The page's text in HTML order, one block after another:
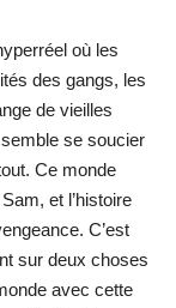
où les
des gangs, les
de vieilles
se soucier
Ce monde
et l’histoire
C’est
sur deux choses
avec cette